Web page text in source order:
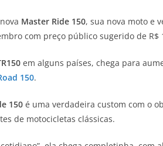
Master Ride 150, sua nova moto e
com preço público sugerido de R$
em alguns países, chega para
150.
150 é uma verdadeira custom com o
de motocicletas clássicas.